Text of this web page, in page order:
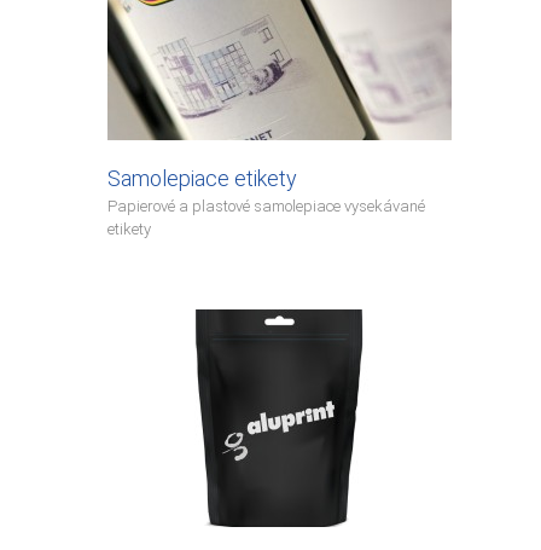
Samolepiace etikety
Papierové a plastové samolepiace vysekávané
etikety